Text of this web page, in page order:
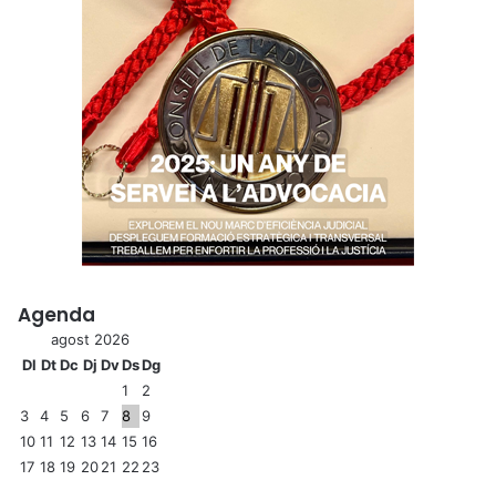
Agenda
agost 2026
Dl DtDc Dj DvDsDg
1
2
3
4 5 6 7 8
9
10 11 12 13 14 15 16
17 18 19 2021 22 23